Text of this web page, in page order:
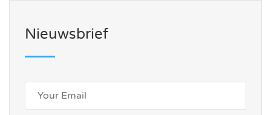
Nieuwsbrief